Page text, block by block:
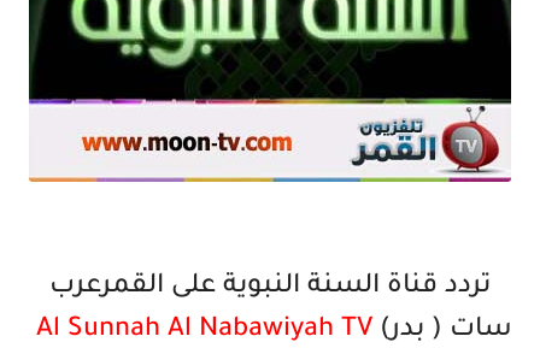
تردد قناة السنة النبوية على القمرعرب
سات ( بدر) Al Sunnah Al Nabawiyah TV